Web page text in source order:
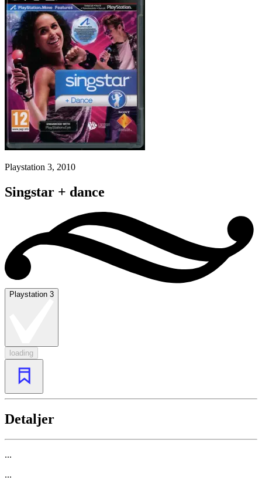
Playstation 3, 2010
Singstar + dance
Playstation 3
loading
Detaljer
...
...